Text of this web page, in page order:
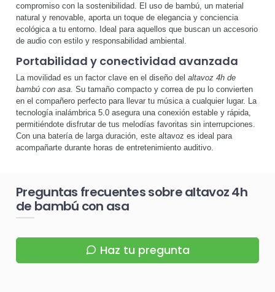
compromiso con la sostenibilidad. El uso de bambú, un material
natural y renovable, aporta un toque de elegancia y conciencia
ecológica a tu entorno. Ideal para aquellos que buscan un accesorio
de audio con estilo y responsabilidad ambiental.
Portabilidad y conectividad avanzada
La movilidad es un factor clave en el diseño del altavoz 4h de
bambú con asa . Su tamaño compacto y correa de pu lo convierten
en el compañero perfecto para llevar tu música a cualquier lugar. La
tecnología inalámbrica 5.0 asegura una conexión estable y rápida,
permitiéndote disfrutar de tus melodías favoritas sin interrupciones.
Con una batería de larga duración, este altavoz es ideal para
acompañarte durante horas de entretenimiento auditivo.
Preguntas frecuentes sobre altavoz 4h
de bambú con asa
Haz tu pregunta